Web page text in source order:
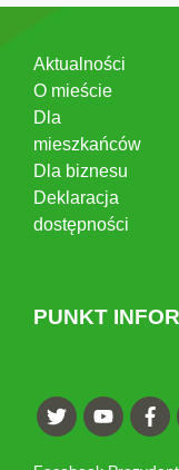
Aktualności
O mieście
Dla
mieszkańców
Dla biznesu
Deklaracja
dostępności
PUNKT